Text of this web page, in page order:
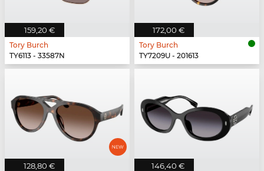
159,20 €
Tory Burch
TY6113 - 33587N
172,00 €
Tory Burch
TY7209U - 201613
128,80 € 146,40 €